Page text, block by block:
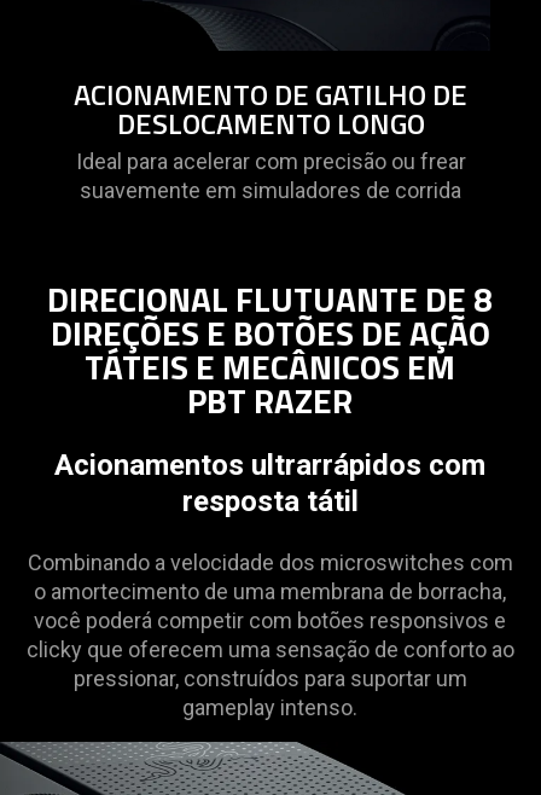
ACIONAMENTO DE GATILHO DE
DESLOCAMENTO LONGO
Ideal para acelerar com precisão ou frear
suavemente em simuladores de corrida
DIRECIONAL FLUTUANTE DE 8
DIREÇÕES E BOTÕES DE AÇÃO
TÁTEIS E MECÂNICOS EM
PBT RAZER
Acionamentos ultrarrápidos com
resposta tátil
Combinando a velocidade dos microswitches com
o amortecimento de uma membrana de borracha,
você poderá competir com botões responsivos e
clicky que oferecem uma sensação de conforto ao
pressionar, construídos para suportar um
gameplay intenso.